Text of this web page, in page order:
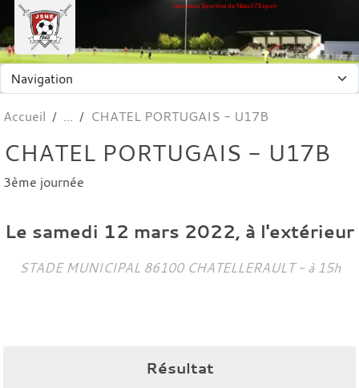
Jeunesse Sportive de Nieuil l'Espoir
Accueil CHATEL PORTUGAIS - U17B
CHATEL PORTUGAIS - U17B
3ème journée
Le samedi 12 mars 2022, à l'extérieur
STADE MUNICIPAL 86100 CHATELLERAULT- à 15h
Résultat
Panneau de gestion des cookies